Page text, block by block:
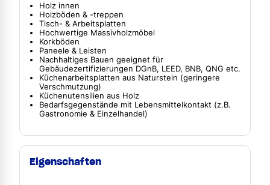
Holz innen
Holzböden & -treppen
Tisch- & Arbeitsplatten
Hochwertige Massivholzmöbel
Korkböden
Paneele & Leisten
Nachhaltiges Bauen geeignet für
Gebäudezertifizierungen DGnB, LEED, BNB, QNG etc.
Küchenarbeitsplatten aus Naturstein (geringere
Verschmutzung)
Küchenutensilien aus Holz
Bedarfsgegenstände mit Lebensmittelkontakt (z.B.
Gastronomie & Einzelhandel)
Eigenschaften